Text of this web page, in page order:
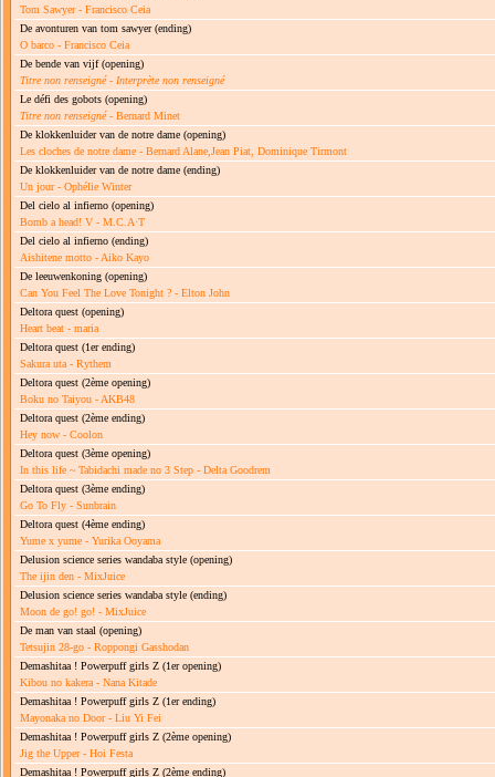
Tom Sawyer - Francisco Ceia
De avonturen van tom sawyer(ending)
O barco - Francisco Ceia
De bende van vijf(opening)
Titre non renseigné- Interprète non renseigné
Le défi des gobots (opening)
Titre non renseigné- Bernard Minet
De klokkenluider van de notre dame (opening)
Les cloches de notre dame - Bernard Alane,Jean Piat, Dominique Tirmont
De klokkenluider van de notre dame (ending)
Un jour - Ophélie Winter
Del cielo al infierno (opening)
Bomb a head! V - M.C.A·T
Del cielo al infierno (ending)
Aishitene motto - Aiko Kayo
De leeuwenkoning (opening)
Can You Feel The Love Tonight ? - Elton John
Deltora quest (opening)
Heart beat - maria
Deltora quest (1er ending)
Sakura uta - Rythem
Deltora quest (2ème opening)
Boku no Taiyou - AKB48
Deltora quest (2ème ending)
Hey now - Coolon
Deltora quest (3ème opening)
In this life ~ Tabidachi made no 3 Step - Delta Goodrem
Deltora quest (3ème ending)
Go To Fly - Sunbrain
Deltora quest (4ème ending)
Yume x yume - Yurika Ooyama
Delusion science series wandaba style (opening)
The ijin den - MixJuice
Delusion science series wandaba style (ending)
Moon de go! go! - MixJuice
De man van staal (opening)
Tetsujin 28-go - Roppongi Gasshodan
Demashitaa ! Powerpuff girls Z (1er opening)
Kibou no kakera - Nana Kitade
Demashitaa ! Powerpuff girls Z (1er ending)
Mayonaka no Door - Liu Yi Fei
Demashitaa ! Powerpuff girls Z (2ème opening)
Jig the Upper - Hoi Festa
Demashitaa ! Powerpuff girls Z (2ème ending)